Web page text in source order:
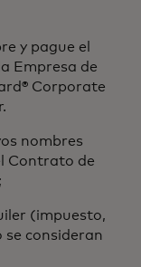
y pague el
Empresa de
Corporate
nombres
Contrato de
(impuesto,
consideran